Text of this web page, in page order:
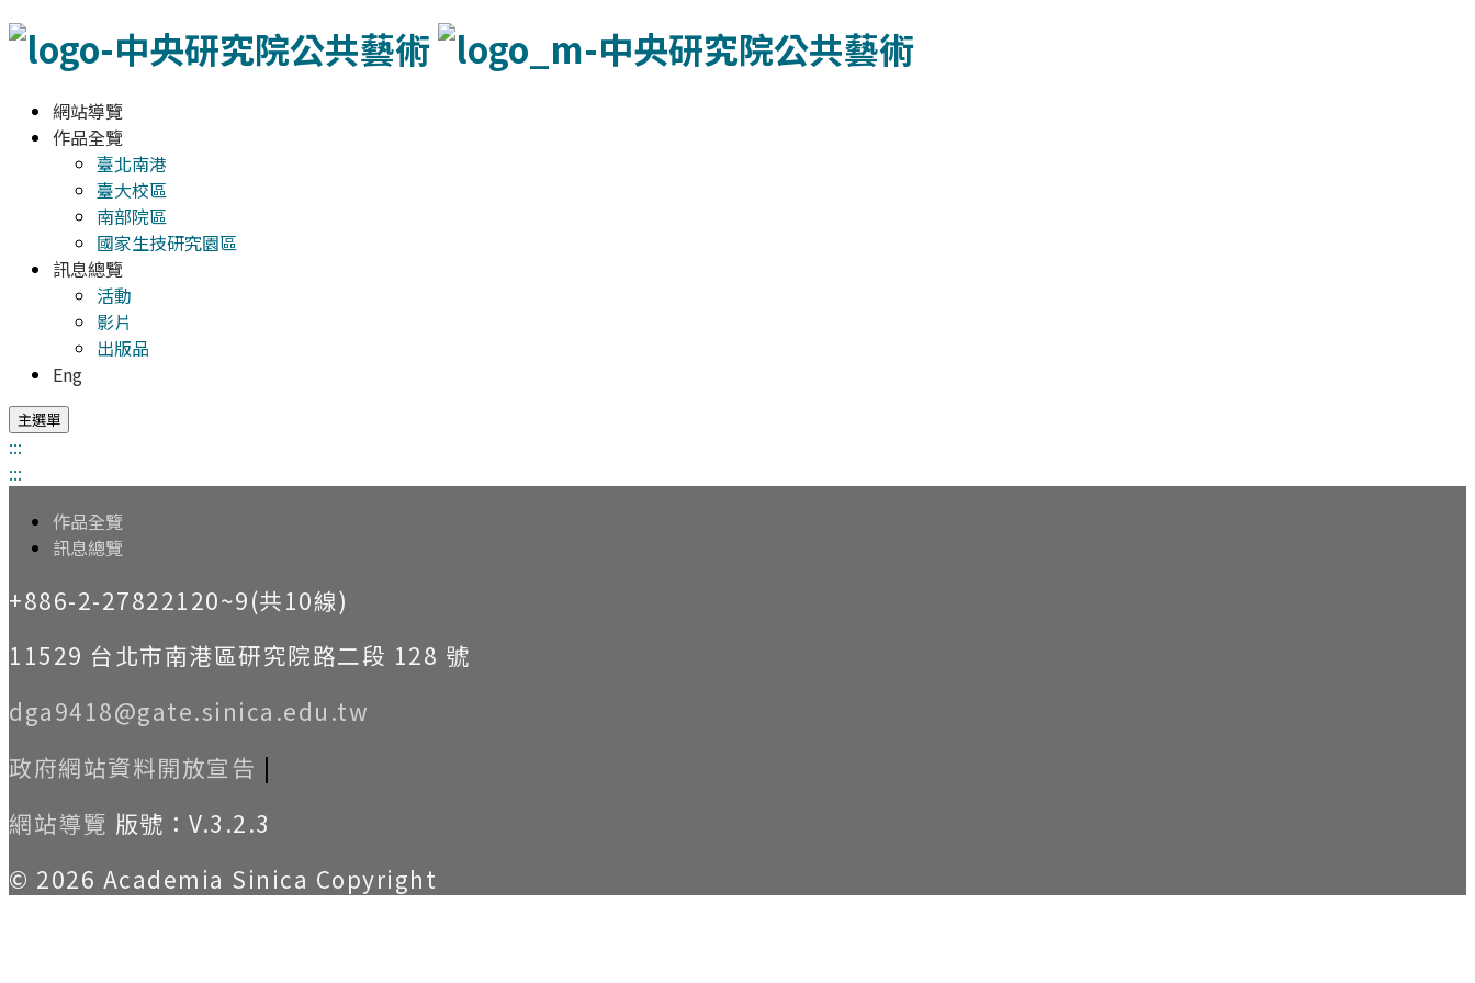
網站導覽
作品全覽
臺北南港
臺大校區
南部院區
國家生技研究園區
訊息總覽
活動
影片
出版品
Eng
主選單
:::
:::
作品全覽
訊息總覽
+886-2-27822120~9(共10線)
11529 台北市南港區研究院路二段 128 號
dga9418@gate.sinica.edu.tw
政府網站資料開放宣告 |
網站導覽 版號：V.3.2.3
© 2026 Academia Sinica Copyright